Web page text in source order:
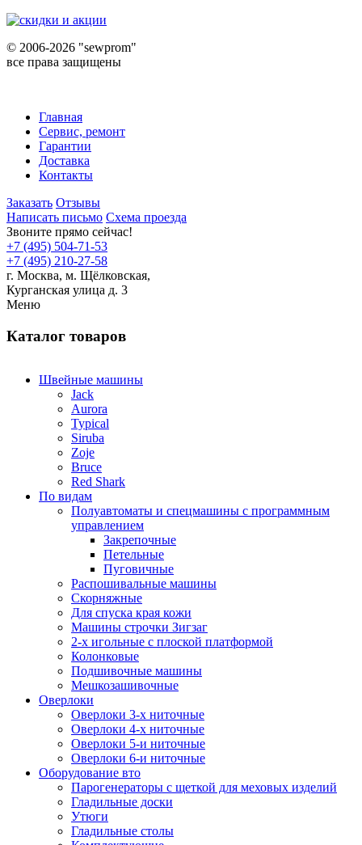
© 2006-2026 "sewprom"
все права защищены
Главная
Сервис, ремонт
Гарантии
Доставка
Контакты
Заказать Отзывы
Написать письмо Схема проезда
Звоните прямо сейчас!
+7 (495) 504-71-53
+7 (495) 210-27-58
г. Москва, м. Щёлковская,
Курганская улица д. 3
Меню
Каталог товаров
Швейные машины
Jack
Aurora
Typical
Siruba
Zoje
Bruce
Red Shark
По видам
Полуавтоматы и спецмашины с программным
управлением
Закрепочные
Петельные
Пуговичные
Распошивальные машины
Скорняжные
Для спуска края кожи
Машины строчки Зигзаг
2-х игольные с плоской платформой
Колонковые
Подшивочные машины
Мешкозашивочные
Оверлоки
Оверлоки 3-х ниточные
Оверлоки 4-х ниточные
Оверлоки 5-и ниточные
Оверлоки 6-и ниточные
Оборудование вто
Парогенераторы с щеткой для меховых изделий
Гладильные доски
Утюги
Гладильные столы